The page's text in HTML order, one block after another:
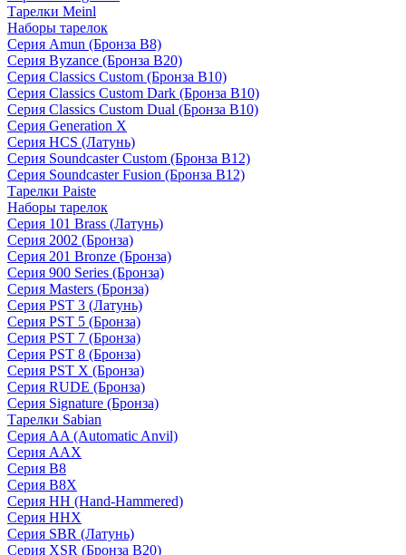
Тарелки Meinl
Наборы тарелок
Серия Amun (Бронза B8)
Серия Byzance (Бронза B20)
Серия Classics Custom (Бронза B10)
Серия Classics Custom Dark (Бронза B10)
Серия Classics Custom Dual (Бронза B10)
Серия Generation X
Серия HCS (Латунь)
Серия Soundcaster Custom (Бронза B12)
Серия Soundcaster Fusion (Бронза B12)
Тарелки Paiste
Наборы тарелок
Серия 101 Brass (Латунь)
Серия 2002 (Бронза)
Серия 201 Bronze (Бронза)
Серия 900 Series (Бронза)
Серия Masters (Бронза)
Серия PST 3 (Латунь)
Серия PST 5 (Бронза)
Серия PST 7 (Бронза)
Серия PST 8 (Бронза)
Серия PST X (Бронза)
Серия RUDE (Бронза)
Серия Signature (Бронза)
Тарелки Sabian
Серия AA (Automatic Anvil)
Серия AAX
Серия B8
Серия B8X
Серия HH (Hand-Hammered)
Серия HHX
Серия SBR (Латунь)
Серия XSR (Бронза B20)